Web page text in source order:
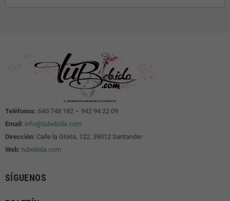
Teléfonos: 640 748 182 – 942 94 22 09
Email: info@tubebida.com
Dirección: Calle la Gloria, 122, 39012 Santander
Web: tubebida.com
SÍGUENOS